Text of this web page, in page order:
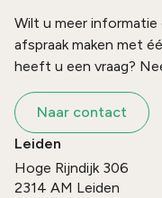
Wilt u meer
afspraak maken met
heeft u een vraag?
Naar contact
Leiden
Hoge Rijndijk 306
2314 AM Leiden